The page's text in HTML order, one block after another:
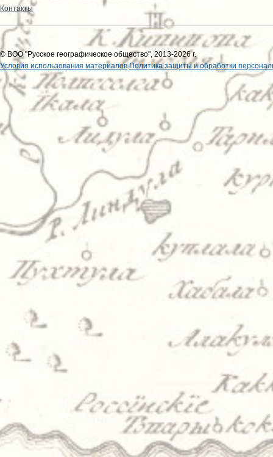
Контакты
© ВОО "Русское географическое общество", 2013-2026 г.
Условия использования материалов Политика защиты и обработки